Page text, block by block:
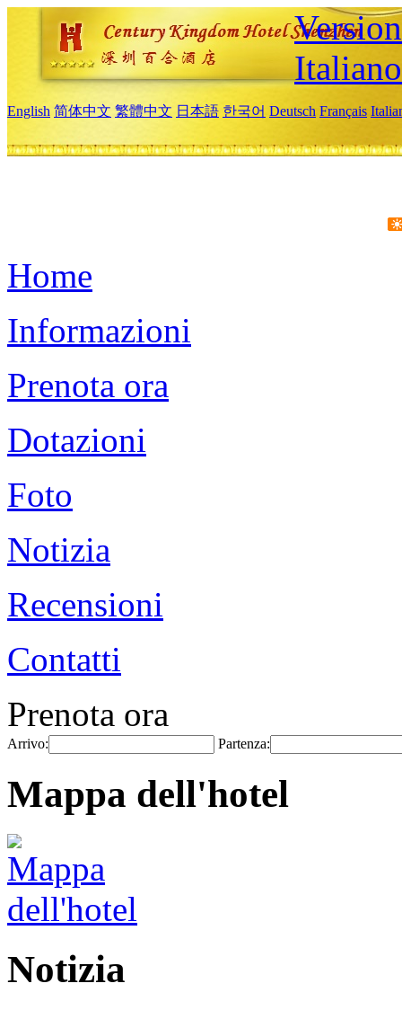
Italiano
English 简体中文 繁體中文 日本語 한국어 Deutsch Français
Home
Informazioni
Prenota ora
Dotazioni
Foto
Notizia
Recensioni
Contatti
Prenota ora
Arrivo: Partenza:
Mappa dell'hotel
Notizia